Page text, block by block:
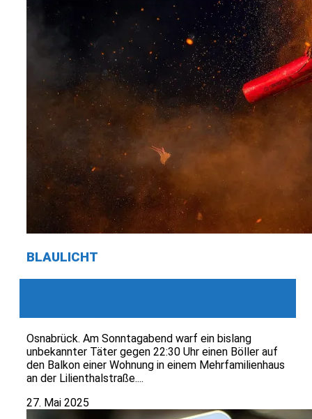
BLAULICHT
Osnabrück. Am Sonntagabend warf ein bislang
unbekannter Täter gegen 22:30 Uhr einen Böller auf
den Balkon einer Wohnung in einem Mehrfamilienhaus
an der Lilienthalstraße....
27. Mai 2025